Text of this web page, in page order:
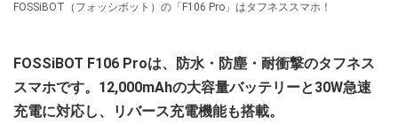
FOSSiBOT（フォッシボット）の「F106 Pro」はタフネススマホ！
FOSSiBOT F106 Proは、防水・防塵・耐衝撃のタフネス
スマホです。12,000mAhの大容量バッテリーと30W急速
充電に対応し、リバース充電機能も搭載。